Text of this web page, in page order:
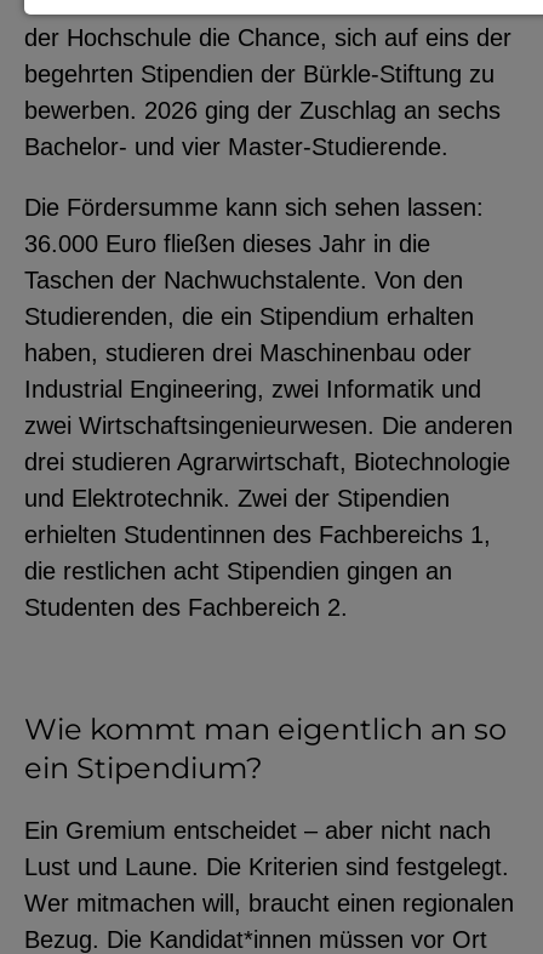
der Hochschule die Chance, sich auf eins der
begehrten Stipendien der Bürkle-Stiftung zu
bewerben. 2026 ging der Zuschlag an sechs
Bachelor- und vier Master-Studierende.
Die Fördersumme kann sich sehen lassen:
36.000 Euro fließen dieses Jahr in die
Taschen der Nachwuchstalente. Von den
Studierenden, die ein Stipendium erhalten
haben, studieren drei Maschinenbau oder
Industrial Engineering, zwei Informatik und
zwei Wirtschaftsingenieurwesen. Die anderen
drei studieren Agrarwirtschaft, Biotechnologie
und Elektrotechnik. Zwei der Stipendien
erhielten Studentinnen des Fachbereichs 1,
die restlichen acht Stipendien gingen an
Studenten des Fachbereich 2.
Wie kommt man eigentlich an so
ein Stipendium?
Ein Gremium entscheidet – aber nicht nach
Lust und Laune. Die Kriterien sind festgelegt.
Wer mitmachen will, braucht einen regionalen
Bezug. Die Kandidat*innen müssen vor Ort
Notwendige Cookies zur Session-
Verwaltung und für die generelle
Funktionalität der Seite (immer
notwendig).
EXTERNE MEDIEN
Seitenspezifische Erfassung von
Benutzerdaten durch
Drittanbieter, bspw. über das
Einbinden externer Videos,
Standortdaten oder
Stellenanzeigen.
YouTube